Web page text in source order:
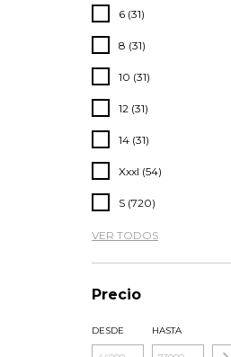
6 (31)
8 (31)
10 (31)
12 (31)
14 (31)
Xxxl (54)
S (720)
VER TODOS
Precio
DESDE HASTA